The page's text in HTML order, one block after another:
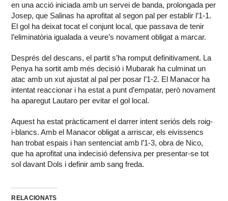
en una acció iniciada amb un servei de banda, prolongada per
Josep, que Salinas ha aprofitat al segon pal per establir l’1-1.
El gol ha deixat tocat el conjunt local, que passava de tenir
l’eliminatòria igualada a veure’s novament obligat a marcar.
Després del descans, el partit s’ha romput definitivament. La
Penya ha sortit amb més decisió i Mubarak ha culminat un
atac amb un xut ajustat al pal per posar l’1-2. El Manacor ha
intentat reaccionar i ha estat a punt d’empatar, però novament
ha aparegut Lautaro per evitar el gol local.
Aquest ha estat pràcticament el darrer intent seriós dels roig-
i-blancs. Amb el Manacor obligat a arriscar, els eivissencs
han trobat espais i han sentenciat amb l’1-3, obra de Nico,
que ha aprofitat una indecisió defensiva per presentar-se tot
sol davant Dols i definir amb sang freda.
RELACIONATS